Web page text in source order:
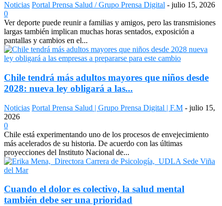
Noticias Portal Prensa Salud / Grupo Prensa Digital - julio 15, 2026
0
Ver deporte puede reunir a familias y amigos, pero las transmisiones
largas también implican muchas horas sentados, exposición a
pantallas y cambios en el...
Chile tendrá más adultos mayores que niños desde
2028: nueva ley obligará a las...
Noticias Portal Prensa Salud | Grupo Prensa Digital | F.M - julio 15,
2026
0
Chile está experimentando uno de los procesos de envejecimiento
más acelerados de su historia. De acuerdo con las últimas
proyecciones del Instituto Nacional de...
Cuando el dolor es colectivo, la salud mental
también debe ser una prioridad